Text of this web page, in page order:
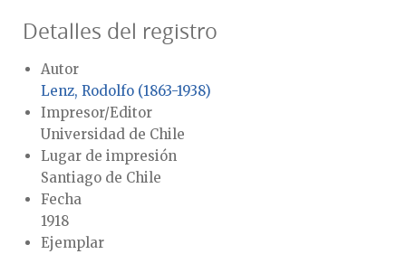
Detalles del registro
Autor
Lenz, Rodolfo (1863-1938)
Impresor/Editor
Universidad de Chile
Lugar de impresión
Santiago de Chile
Fecha
1918
Ejemplar